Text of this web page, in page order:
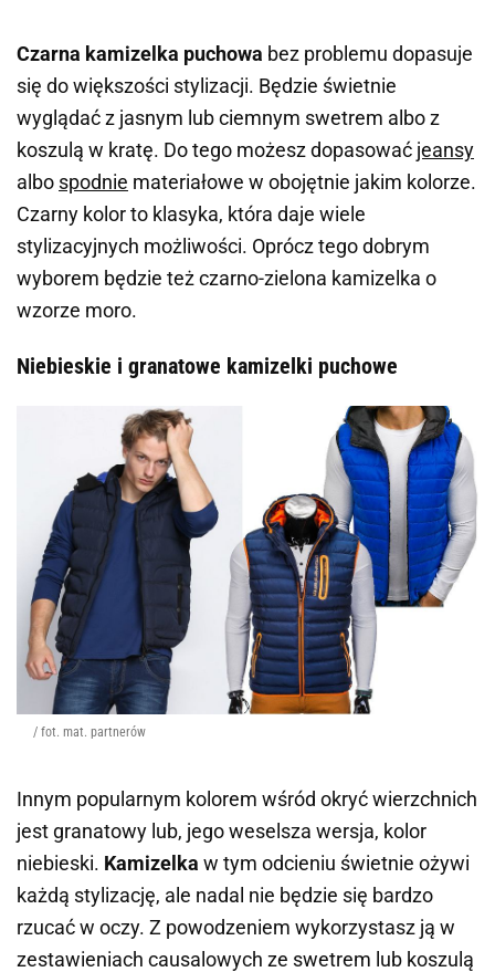
Czarna kamizelka puchowa bez problemu dopasuje
się do większości stylizacji. Będzie świetnie
wyglądać z jasnym lub ciemnym swetrem albo z
koszulą w kratę. Do tego możesz dopasować jeansy
albo spodnie materiałowe w obojętnie jakim kolorze.
Czarny kolor to klasyka, która daje wiele
stylizacyjnych możliwości. Oprócz tego dobrym
wyborem będzie też czarno-zielona kamizelka o
wzorze moro.
Niebieskie i granatowe kamizelki puchowe
/ fot. mat. partnerów
Innym popularnym kolorem wśród okryć wierzchnich
jest granatowy lub, jego weselsza wersja, kolor
niebieski. Kamizelka w tym odcieniu świetnie ożywi
każdą stylizację, ale nadal nie będzie się bardzo
rzucać w oczy. Z powodzeniem wykorzystasz ją w
zestawieniach causalowych ze swetrem lub koszulą